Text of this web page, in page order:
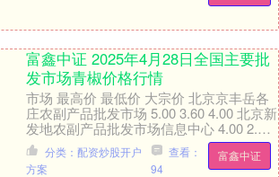
富鑫中证 2025年4月28日全国主要批
发市场青椒价格行情
市场 最高价 最低价 大宗价 北京京丰岳各
庄农副产品批发市场 5.00 3.60 4.00 北京新
发地农副产品批发市场信息中心 4.00 2.40
3.20 北....
富鑫中证
分类：配资炒股开户
方案
查看：
94